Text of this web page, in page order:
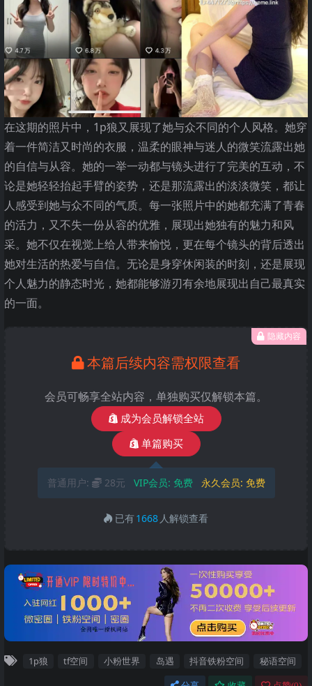
在这期的照片中，1p狼又展现了她与众不同的个人风格。她穿
着一件简洁又时尚的衣服，温柔的眼神与迷人的微笑流露出她
的自信与从容。她的一举一动都与镜头进行了完美的互动，不
论是她轻轻抬起手臂的姿势，还是那流露出的淡淡微笑，都让
人感受到她与众不同的气质。每一张照片中的她都充满了青春
的活力，又不失一份从容的优雅，展现出她独有的魅力和风
采。她不仅在视觉上给人带来愉悦，更在每个镜头的背后透出
她对生活的热爱与自信。无论是身穿休闲装的时刻，还是展现
个人魅力的静态时光，她都能够游刃有余地展现出自己最真实
的一面。
隐藏内容
本篇后续内容需权限查看
会员可畅享全站内容，单独购买仅解锁本篇。
成为会员解锁全站
单篇购买
普通用户: 28元 VIP会员: 免费 永久会员: 免费
已有1668 人解锁查看
1p狼 tf空间 小粉世界 岛遇 抖音铁粉空间 秘语空间